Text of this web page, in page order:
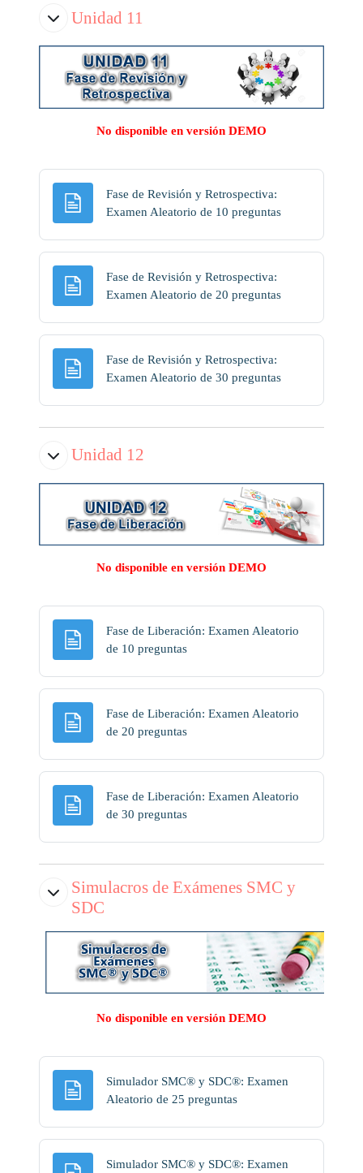
Unidad 11
No disponible en versión DEMO
Fase de Revisión y Retrospectiva:
Examen Aleatorio de 10 preguntasPágina
Fase de Revisión y Retrospectiva:
Examen Aleatorio de 20 preguntasPágina
Fase de Revisión y Retrospectiva:
Examen Aleatorio de 30 preguntasPágina
Unidad 12
No disponible en versión DEMO
Fase de Liberación: Examen Aleatorio
de 10 preguntasPágina
Fase de Liberación: Examen Aleatorio
de 20 preguntasPágina
Fase de Liberación: Examen Aleatorio
de 30 preguntasPágina
Simulacros de Exámenes SMC y
SDC
No disponible en versión DEMO
Simulador SMC® y SDC®: Examen
Aleatorio de 25 preguntasPágina
Simulador SMC® y SDC®: Examen